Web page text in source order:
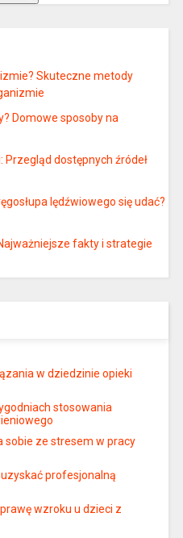
Skuteczne metody
Domowe sposoby na
dostępnych źródeł
lędźwiowego się udać?
fakty i strategie
w dziedzinie opieki
stosowania
ze stresem w pracy
profesjonalną
wzroku u dzieci z